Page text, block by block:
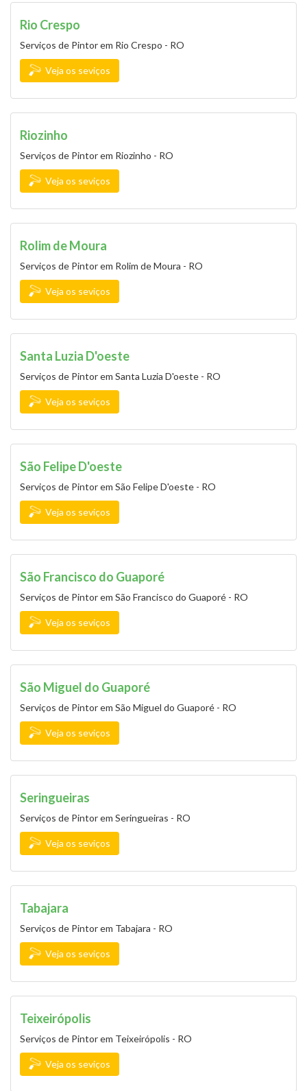
Rio Crespo
Serviços de Pintor em Rio Crespo - RO
Veja os seviços
Riozinho
Serviços de Pintor em Riozinho - RO
Veja os seviços
Rolim de Moura
Serviços de Pintor em Rolim de Moura - RO
Veja os seviços
Santa Luzia D'oeste
Serviços de Pintor em Santa Luzia D'oeste - RO
Veja os seviços
São Felipe D'oeste
Serviços de Pintor em São Felipe D'oeste - RO
Veja os seviços
São Francisco do Guaporé
Serviços de Pintor em São Francisco do Guaporé - RO
Veja os seviços
São Miguel do Guaporé
Serviços de Pintor em São Miguel do Guaporé - RO
Veja os seviços
Seringueiras
Serviços de Pintor em Seringueiras - RO
Veja os seviços
Tabajara
Serviços de Pintor em Tabajara - RO
Veja os seviços
Teixeirópolis
Serviços de Pintor em Teixeirópolis - RO
Veja os seviços